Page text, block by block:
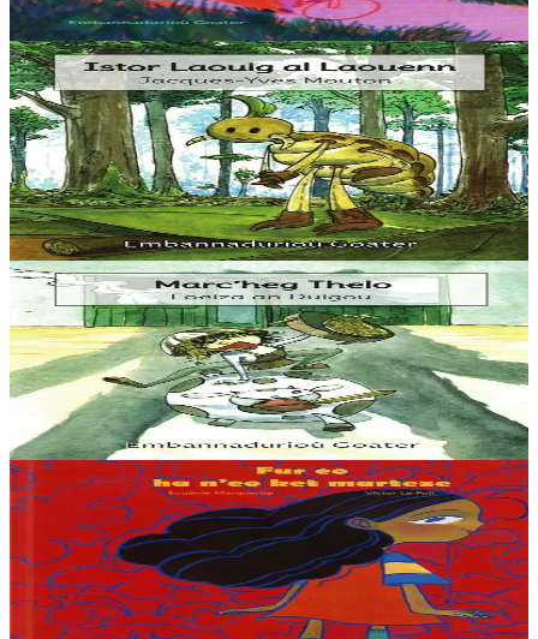
Er stok12,00 €
3 bloaz hag ouzhpenn
Goater
Istor Laouig al Laouenn
“Ur wech e oa un ermit hag a veve e-barzh ur c’hoad. Doareoù iskis
a oa gantañ un tammig. Pa’z ae da ober un dro-vale e kase
dalc’hmat gantañ ur skubellig gant...
Er stok5,60 €
3 bloaz hag ouzhpenn
Goater
Marc'heg Thelo
“Ha gouzout a rez e c’hell ar c’hampouezh kas ar peoc’h war ar
bed-mañ ? Ma, azez ‘ta ma kontin dit istor ar paotrig Thelo.”
Er stok5,60 €
6 vloaz hag ouzhpenn
Goater
Fur ha n'eo ket marteze
« Mont d’ar c’horn a blij din ken-ha-ken. Eno, ne gavan ket hir ma
amzer morse. Pezh zo, d’ar c’horn ne vez kaset nemet lamponed. Ha
me zo unan, hep mar ebet....